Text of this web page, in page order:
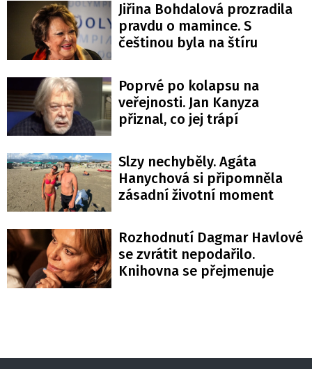
Jiřina Bohdalová prozradila
pravdu o mamince. S
češtinou byla na štíru
Poprvé po kolapsu na
veřejnosti. Jan Kanyza
přiznal, co jej trápí
Slzy nechyběly. Agáta
Hanychová si připomněla
zásadní životní moment
Rozhodnutí Dagmar Havlové
se zvrátit nepodařilo.
Knihovna se přejmenuje